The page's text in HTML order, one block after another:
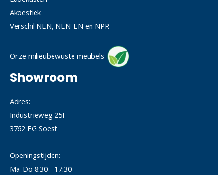
Akoestiek
Verschil NEN, NEN-EN en NPR
Onze milieubewuste meubels
Showroom
Adres:
Industrieweg 25F
3762 EG Soest
Openingstijden:
Ma-Do 8:30 - 17:30